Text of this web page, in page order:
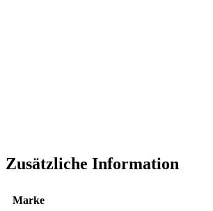
Zusätzliche Information
Marke